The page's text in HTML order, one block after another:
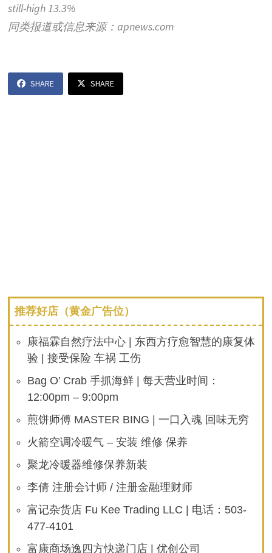
still-high 13.3%
同类报道或信息来源：apnews.com
SHARE SHARE
推荐好店（黄金广告位）
康福霖自然疗法中心 | 东西方疗愈智慧的康复体
验 | 接受保险 车祸 工伤
Bag O’ Crab 手抓海鲜 | 每天营业时间：
12:00pm – 9:00pm
煎饼师傅 MASTER BING | 一口入魂 回味无穷
火箭空调冷暖气 – 安装 维修 保养
聚龙冷暖器维修保养新装
李倩 注册会计师 / 注册金融理财师
富记杂货店 Fu Kee Trading LLC | 电话：503-
477-4101
富康商场逸四方快递门店 | 优创公司